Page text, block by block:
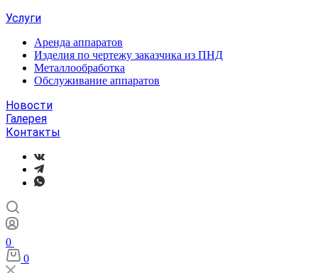
Услуги
Аренда аппаратов
Изделия по чертежу заказчика из ПНД
Металлообработка
Обслуживание аппаратов
Новости
Галерея
Контакты
0
0